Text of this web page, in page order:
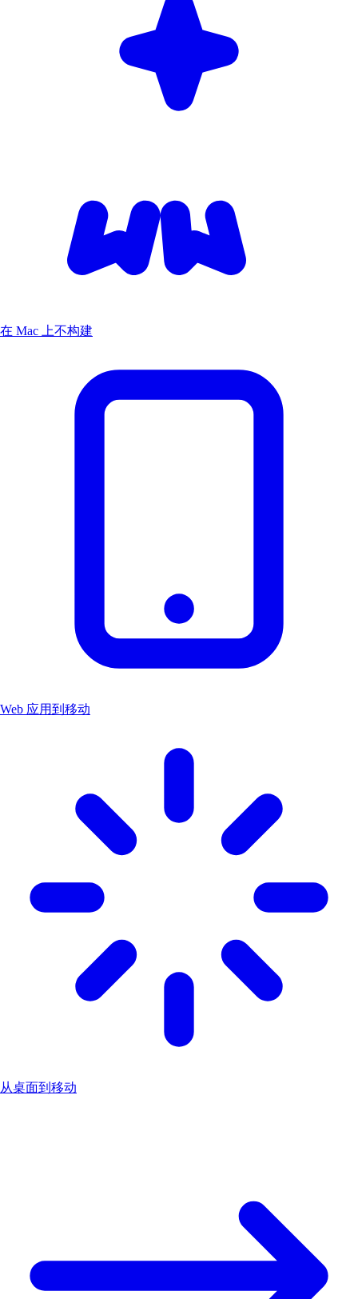
在 Mac 上不构建
Web 应用到移动
从桌面到移动